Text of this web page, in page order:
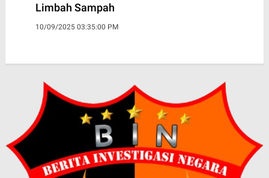
Limbah Sampah
10/09/2025 03:35:00 PM